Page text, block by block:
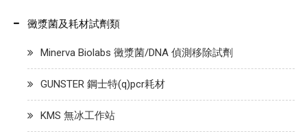
黴漿菌及耗材試劑類
Minerva Biolabs 黴漿菌/DNA 偵測移除試劑
GUNSTER 鋼士特(q)pcr耗材
KMS 無冰工作站